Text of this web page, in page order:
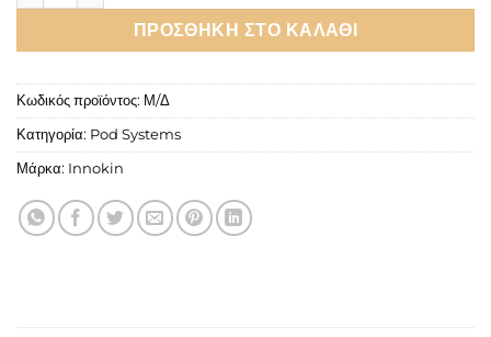
ΠΡΟΣΘΉΚΗ ΣΤΟ ΚΑΛΆΘΙ
Κωδικός προϊόντος: Μ/Δ
Κατηγορία: Pod Systems
Μάρκα: Innokin